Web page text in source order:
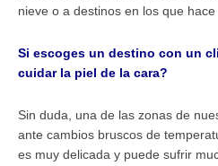
nieve o a destinos en los que
Si escoges un destino con un
cuidar la piel de la cara?
Sin duda, una de las zonas de
ante cambios bruscos de
es muy delicada y puede sufrir